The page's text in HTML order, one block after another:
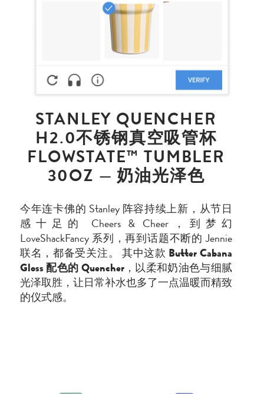
STANLEY QUENCHER
H2.0不锈钢真空吸管杯
FLOWSTATE™ TUMBLER
30OZ — 奶油光泽色
今年连卡佛的 Stanley阵容持续上新，从节日
感十足的 Cheers & Cheer，到梦幻
LoveShackFancy 系列，再到话题不断的 Jennie
联名，都备受关注。 其中这款 Butter Cabana
Gloss 配色的 Quencher，以柔和奶油色与细腻
光泽取胜，让日常补水也多了一点温暖而精致
的仪式感。